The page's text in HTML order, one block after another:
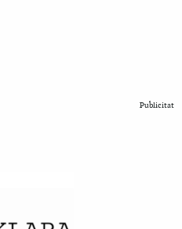
Publicitat